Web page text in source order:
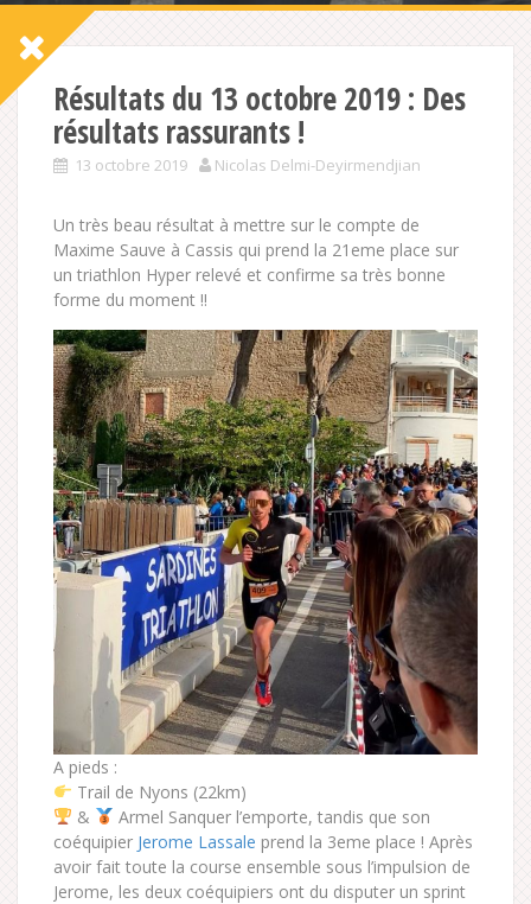
Résultats du 13 octobre 2019 : Des
résultats rassurants !
13 octobre 2019 Nicolas Delmi-Deyirmendjian
Un très beau résultat à mettre sur le compte de
Maxime Sauve à Cassis qui prend la 21eme place sur
un triathlon Hyper relevé et confirme sa très bonne
forme du moment !!
A pieds :
Trail de Nyons (22km)
&
Armel Sanquer l’emporte, tandis que son
coéquipier Jerome Lassale prend la 3eme place ! Après
avoir fait toute la course ensemble sous l’impulsion de
Jerome, les deux coéquipiers ont du disputer un sprint